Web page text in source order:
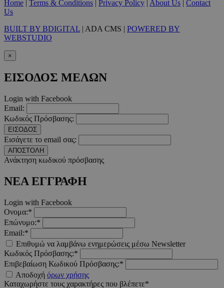
Home | Terms & Conditions | Privacy Policy | About Us | Contact
Us
BUILT BY BDIGITAL | ADA CMS | POWERED BY
WEBSTUDIO
×
ΕΙΣΟΔΟΣ ΜΕΛΩΝ
Login with Facebook
Email:
Κωδικός Πρόσβασης:
ΕΙΣΟΔΟΣ
Εισάγετε το email σας:
ΑΠΟΣΤΟΛΗ
Ανάκτηση κωδικού πρόσβασης
ΝΕΑ ΕΓΓΡΑΦΗ
Login with Facebook
Ονομα:*
Επώνυμο:*
Email:*
Επιθυμώ να λαμβάνω ενημερώσεις μέσω Newsletter
Κωδικός Πρόσβασης:*
Επιβεβαίωση Κωδικού Πρόσβασης:*
Αποδοχή όρων χρήσης
Καταχωρήστε τους χαρακτήρες που βλέπετε*
takeOverCookie
AdSphere-GDPR